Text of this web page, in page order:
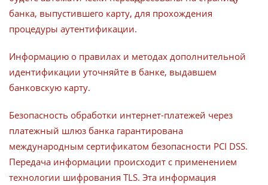
банка, выпустившего карту, для прохождения
процедуры аутентификации.
Информацию о правилах и методах дополнительной
идентификации уточняйте в банке, выдавшем
банковскую карту.
Безопасность обработки интернет-платежей через
платежный шлюз банка гарантирована
международным сертификатом безопасности PCI DSS.
Передача информации происходит с применением
технологии шифрования TLS. Эта информация